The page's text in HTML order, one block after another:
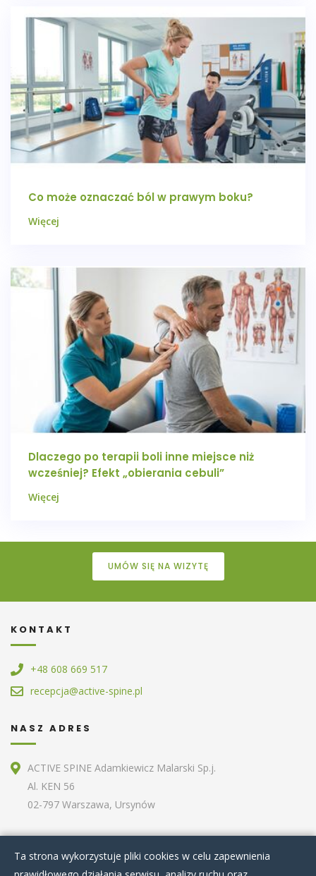
Co może oznaczać ból w prawym boku?
Więcej
Dlaczego po terapii boli inne miejsce niż
wcześniej? Efekt „obierania cebuli”
Więcej
UMÓW SIĘ NA WIZYTĘ
KONTAKT
+48 608 669 517
recepcja@active-spine.pl
NASZ ADRES
ACTIVE SPINE Adamkiewicz Malarski Sp.j.
Al. KEN 56
02-797 Warszawa, Ursynów
Ta strona wykorzystuje pliki cookies w celu zapewnienia